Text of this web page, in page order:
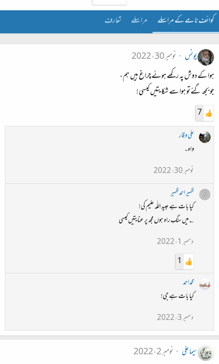
کوائف نامے کے مراسلے مراسلے تعارف
یونس
نومبر 30، 2022
ہوا کے دوش پہ رکھے ہوئے چراغ ہیں ہم،
جو بجھ گئے تو ہوا سے شکایتیں کیسی !
7
علی وقار
واہ۔
نومبر 30، 2022
ظہیراحمدظہیر
کیا بات ہے عبید اللّٰہ علیم کی!
؎ میں سنگِ راہ ہوں مجھ پر عنایتیں کیسی
دسمبر 1، 2022
1
محمداحمد
کیا بات ہے جی!
دسمبر 3، 2022
سیما علی
نومبر 2، 2022